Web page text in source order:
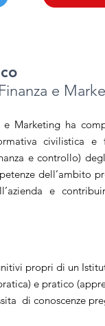
Finanza e
Marketing ha
civilistica e
e controllo)
dell’ambito
e
propri di un
e pratico
di conoscenze